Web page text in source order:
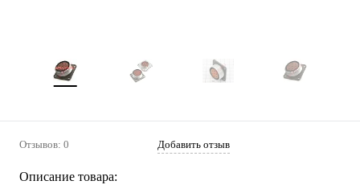
Отзывов: 0 Добавить отзыв
Описание товара: